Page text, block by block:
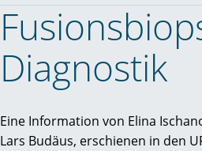
Diagnostik
Eine Information von Elina
Lars Budäus, erschienen in den